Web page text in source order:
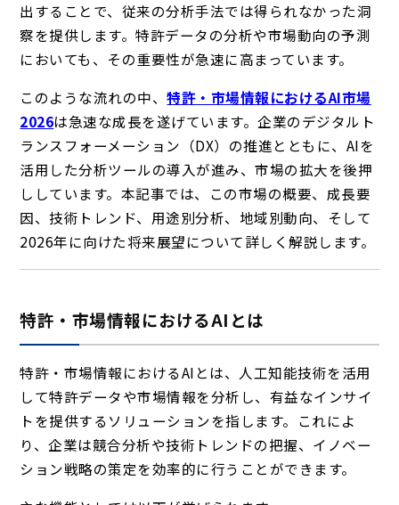
出することで、従来の分析手法では得られなかった洞
察を提供します。特許データの分析や市場動向の予測
においても、その重要性が急速に高まっています。
このような流れの中、特許・市場情報におけるAI市場
2026は急速な成長を遂げています。企業のデジタルト
ランスフォーメーション（DX）の推進とともに、AIを
活用した分析ツールの導入が進み、市場の拡大を後押
ししています。本記事では、この市場の概要、成長要
因、技術トレンド、用途別分析、地域別動向、そして
2026年に向けた将来展望について詳しく解説します。
特許・市場情報におけるAIとは
特許・市場情報におけるAIとは、人工知能技術を活用
して特許データや市場情報を分析し、有益なインサイ
トを提供するソリューションを指します。これによ
り、企業は競合分析や技術トレンドの把握、イノベー
ション戦略の策定を効率的に行うことができます。